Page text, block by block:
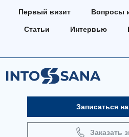
Андрология
Бесплатные услуги
Гастроэнтерология
Дерматовенерология
Травматологическое
Урологическое отделение
Эндоскопическое отделение
Первый визит Вопросы
Статьи Интервью
Записаться
Заказать